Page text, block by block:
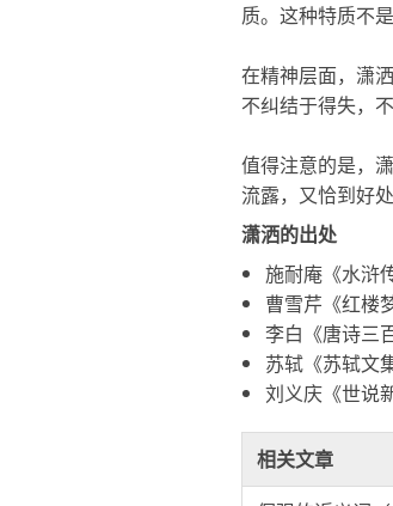
质。这种特质不
在精神层面， 潇洒
不纠结于得失，
值得注意的是，
流露，又恰到好
潇洒的出处
施耐庵《水浒
曹雪芹《红楼
李白《唐诗三
苏轼《苏轼文
刘义庆《世说
相关文章